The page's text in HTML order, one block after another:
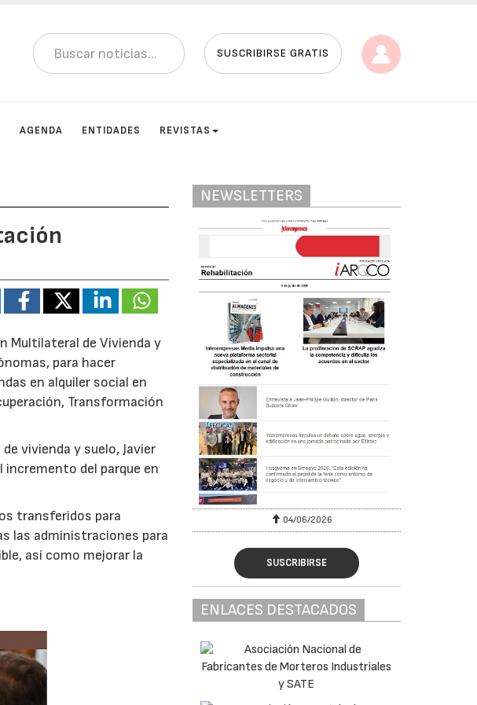
SUSCRIBIRSE GRATIS
AGENDA ENTIDADES REVISTAS
Multilateral de Vivienda y
para hacer
en alquiler social en
Transformación
vivienda y suelo, Javier
del parque en
transferidos para
las administraciones para
así como mejorar la
NEWSLETTERS
02/07/2026 04/06/2026
SUSCRIBIRSE
ENLACES DESTACADOS